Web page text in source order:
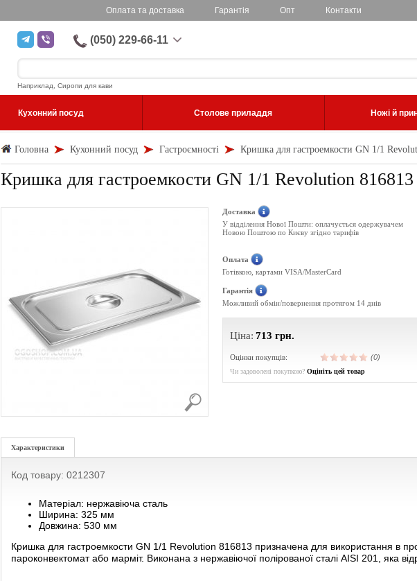
Оплата та доставка Гарантія Опт Контакти
(050) 229-66-11
Наприклад, Сиропи для кави
Кухонний посуд Столове приладдя Ножі й
Головна Кухонний посуд Гастроємності Кришка для гастроемкости GN 1/1
Кришка для гастроемкости GN 1/1 Revolution 816813
Доставка
У відділення Нової Пошти: оплачується одержувачем
Новою Поштою по Києву згідно тарифів
Оплата
Готівкою, картами VISA/MasterCard
Гарантія
Можливий обмін/повернення протягом 14 днів
Ціна: 713 грн.
Оцінки покупців: (0)
Чи задоволені покупкою? Оцініть цей товар
Характеристики
Код товару: 0212307
Матеріал: нержавіюча сталь
Ширина: 325 мм
Довжина: 530 мм
Кришка для гастроемкости GN 1/1 Revolution 816813 призначена для використання в
пароконвектомат або марміт. Виконана з нержавіючої полірованої сталі AISI 201, яка